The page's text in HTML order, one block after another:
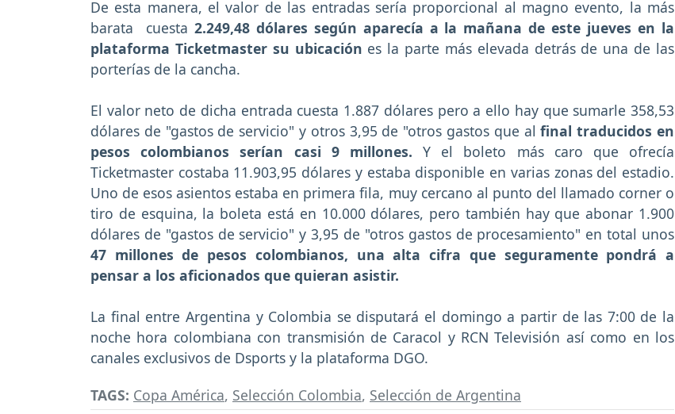
De esta manera, el valor de las entradas sería proporcional al magno evento, la más
barata cuesta 2.249,48 dólares según aparecía a la mañana de este jueves en la
plataforma Ticketmaster su ubicación es la parte más elevada detrás de una de las
porterías de la cancha.
El valor neto de dicha entrada cuesta 1.887 dólares pero a ello hay que sumarle 358,53
dólares de "gastos de servicio" y otros 3,95 de "otros gastos que alfinal traducidos en
pesos colombianos serían casi 9 millones. Y el boleto más caro que ofrecía
Ticketmaster costaba 11.903,95 dólares y estaba disponible en varias zonas del estadio.
Uno de esos asientos estaba en primera fila, muy cercano al punto del llamado corner o
tiro de esquina, la boleta está en 10.000 dólares, pero también hay que abonar 1.900
dólares de "gastos de servicio" y 3,95 de "otros gastos de procesamiento" en total unos
47 millones de pesos colombianos, una alta cifra que seguramente pondrá a
pensar a los aficionados que quieran asistir.
La final entre Argentina y Colombia se disputará el domingo a partir de las 7:00 de la
noche hora colombiana con transmisión de Caracol y RCN Televisión así como en los
canales exclusivos de Dsports y la plataforma DGO.
TAGS: Copa América, Selección Colombia, Selección de Argentina